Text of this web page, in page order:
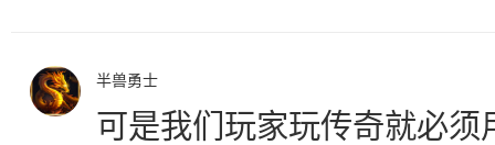
半兽勇士
可是我们玩家玩传奇就必